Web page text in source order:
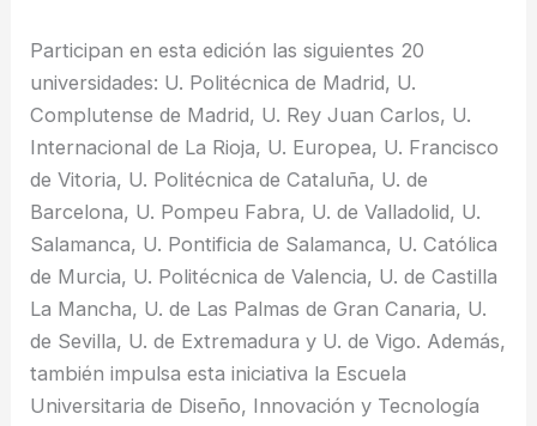
Participan en esta edición las siguientes 20
universidades: U. Politécnica de Madrid, U.
Complutense de Madrid, U. Rey Juan Carlos, U.
Internacional de La Rioja, U. Europea, U. Francisco
de Vitoria, U. Politécnica de Cataluña, U. de
Barcelona, U. Pompeu Fabra, U. de Valladolid, U.
Salamanca, U. Pontificia de Salamanca, U. Católica
de Murcia, U. Politécnica de Valencia, U. de Castilla
La Mancha, U. de Las Palmas de Gran Canaria, U.
de Sevilla, U. de Extremadura y U. de Vigo. Además,
también impulsa esta iniciativa la Escuela
Universitaria de Diseño, Innovación y Tecnología